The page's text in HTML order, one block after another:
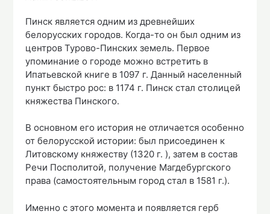
Пинск является одним из древнейших
белорусских городов. Когда-то он был одним из
центров Турово-Пинских земель. Первое
упоминание о городе можно встретить в
Ипатьевской книге в 1097 г. Данный населенный
пункт быстро рос: в 1174 г. Пинск стал столицей
княжества Пинского.
В основном его история не отличается особенно
от белорусской истории: был присоединен к
Литовскому княжеству (1320 г. ), затем в состав
Речи Посполитой, получение Магдебургского
права (самостоятельным город стал в 1581 г.).
Именно с этого момента и появляется герб